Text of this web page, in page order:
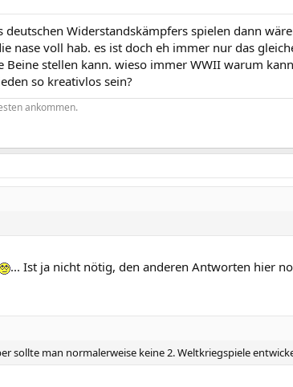
deutschen Widerstandskämpfers spielen dann
nase voll hab. es ist doch eh immer nur das
Beine stellen kann. wieso immer WWII warum
so kreativlos sein?
ankommen.
... Ist ja nicht nötig, den anderen Antworten hier
sollte man normalerweise keine 2. Weltkriegspiele